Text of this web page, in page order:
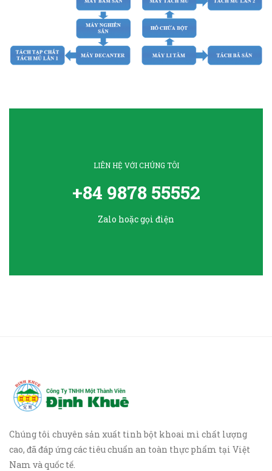
LIÊN HỆ VỚI CHÚNG TÔI
+84 9878 55552
Zalo hoặc gọi điện
Chúng tôi chuyên sản xuất tinh bột khoai mì chất lượng
cao, đã đáp ứng các tiêu chuẩn an toàn thực phẩm tại Việt
Nam và quốc tế.